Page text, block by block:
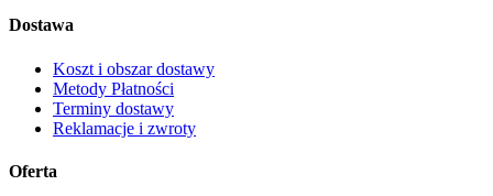
Dostawa
Koszt i obszar dostawy
Metody Płatności
Terminy dostawy
Reklamacje i zwroty
Oferta